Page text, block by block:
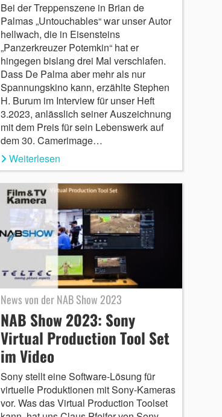
Bei der Treppenszene in Brian de
Palmas „Untouchables“ war unser Autor
hellwach, die in Eisensteins
„Panzerkreuzer Potemkin“ hat er
hingegen bislang drei Mal verschlafen.
Dass De Palma aber mehr als nur
Spannungskino kann, erzählte Stephen
H. Burum im Interview für unser Heft
3.2023, anlässlich seiner Auszeichnung
mit dem Preis für sein Lebenswerk auf
dem 30. Camerimage…
Weiterlesen
News von der NAB Show 2023
NAB Show 2023: Sony
Virtual Production Tool Set
im Video
Sony stellt eine Software-Lösung für
virtuelle Produktionen mit Sony-Kameras
vor. Was das Virtual Production Toolset